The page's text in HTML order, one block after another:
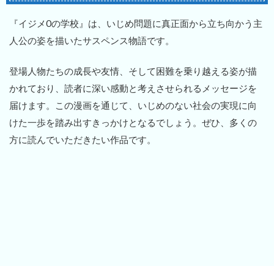
『イジメ0の学校』は、いじめ問題に真正面から立ち向かう主
人公の姿を描いたサスペンス物語です。
登場人物たちの成長や友情、そして困難を乗り越える姿が描
かれており、読者に深い感動と考えさせられるメッセージを
届けます。この漫画を通じて、いじめのない社会の実現に向
けた一歩を踏み出すきっかけとなるでしょう。ぜひ、多くの
方に読んでいただきたい作品です。